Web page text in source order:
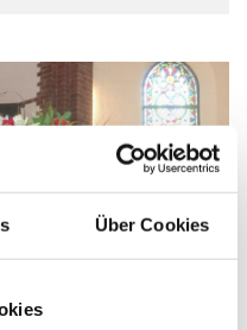
Über Cookies